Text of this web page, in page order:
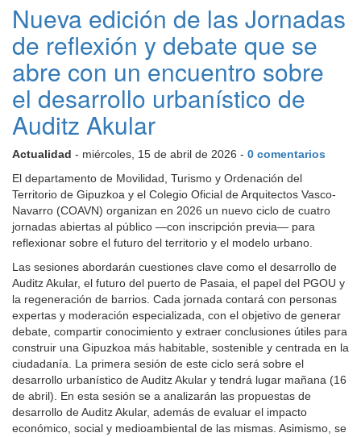
Nueva edición de las Jornadas
de reflexión y debate que se
abre con un encuentro sobre
el desarrollo urbanístico de
Auditz Akular
Actualidad - miércoles, 15 de abril de 2026 - 0 comentarios
El departamento de Movilidad, Turismo y Ordenación del
Territorio de Gipuzkoa y el Colegio Oficial de Arquitectos Vasco-
Navarro (COAVN) organizan en 2026 un nuevo ciclo de cuatro
jornadas abiertas al público —con inscripción previa— para
reflexionar sobre el futuro del territorio y el modelo urbano.
Las sesiones abordarán cuestiones clave como el desarrollo de
Auditz Akular, el futuro del puerto de Pasaia, el papel del PGOU y
la regeneración de barrios. Cada jornada contará con personas
expertas y moderación especializada, con el objetivo de generar
debate, compartir conocimiento y extraer conclusiones útiles para
construir una Gipuzkoa más habitable, sostenible y centrada en la
ciudadanía. La primera sesión de este ciclo será sobre el
desarrollo urbanístico de Auditz Akular y tendrá lugar mañana (16
de abril). En esta sesión se a analizarán las propuestas de
desarrollo de Auditz Akular, además de evaluar el impacto
económico, social y medioambiental de las mismas. Asimismo, se